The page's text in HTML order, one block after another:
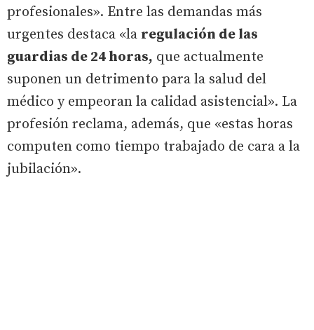
profesionales». Entre las demandas más
urgentes destaca «la regulación de las
guardias de 24 horas, que actualmente
suponen un detrimento para la salud del
médico y empeoran la calidad asistencial». La
profesión reclama, además, que «estas horas
computen como tiempo trabajado de cara a la
jubilación».